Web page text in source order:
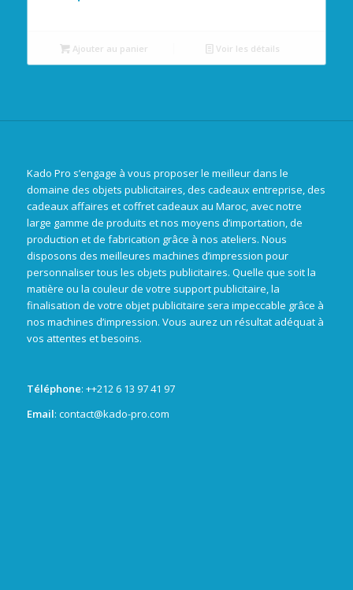
Ajouter au panier Voir les détails
Kado Pro s’engage à vous proposer le meilleur dans le
domaine des objets publicitaires, des cadeaux entreprise, des
cadeaux affaires et coffret cadeaux au Maroc, avec notre
large gamme de produits et nos moyens d’importation, de
production et de fabrication grâce à nos ateliers. Nous
disposons des meilleures machines d’impression pour
personnaliser tous les objets publicitaires. Quelle que soit la
matière ou la couleur de votre support publicitaire, la
finalisation de votre objet publicitaire sera impeccable grâce à
nos machines d’impression. Vous aurez un résultat adéquat à
vos attentes et besoins.
Téléphone: ++212 6 13 97 41 97
Email: contact@kado-pro.com